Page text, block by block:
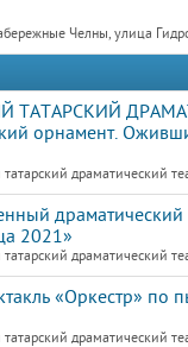
Челны, улица
орнамент.
драматический
2021»
драматический
«Оркестр»
драматический